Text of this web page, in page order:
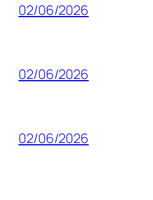
02/06/2026
02/06/2026
02/06/2026